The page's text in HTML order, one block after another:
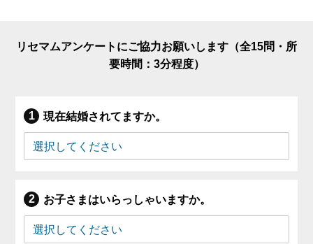
リセマムアンケートにご協力お願いします（全15問・所
要時間：3分程度）
現在結婚されてますか。
お子さまはいらっしゃいますか。